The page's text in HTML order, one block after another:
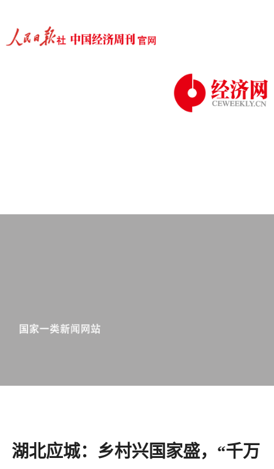
湖北应城：乡村兴国家盛，“千万